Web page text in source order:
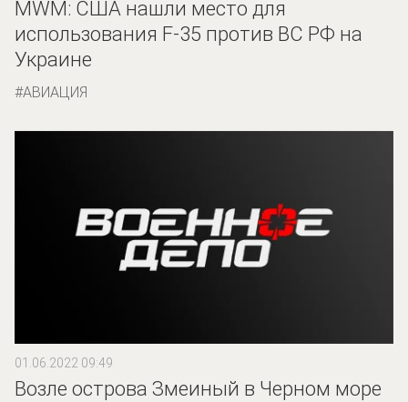
MWM: США нашли место для
использования F-35 против ВС РФ на
Украине
АВИАЦИЯ
01.06.2022 09:49
Возле острова Змеиный в Черном море